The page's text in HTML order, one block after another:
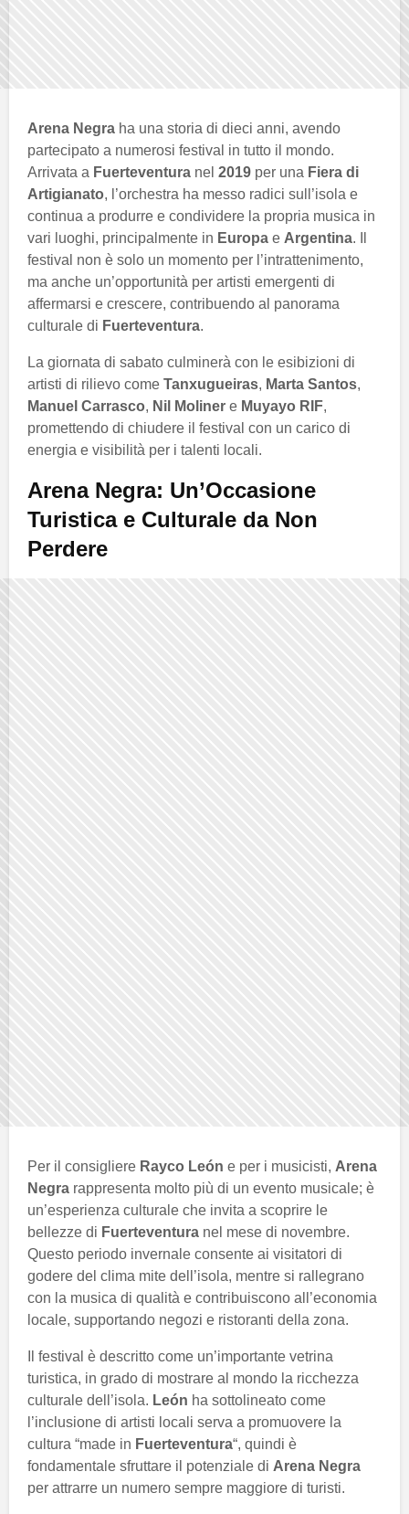
Arena Negra ha una storia di dieci anni, avendo
partecipato a numerosi festival in tutto il mondo.
Arrivata a Fuerteventura nel 2019 per una Fiera di
Artigianato, l’orchestra ha messo radici sull’isola e
continua a produrre e condividere la propria musica in
vari luoghi, principalmente in Europa e Argentina. Il
festival non è solo un momento per l’intrattenimento,
ma anche un’opportunità per artisti emergenti di
affermarsi e crescere, contribuendo al panorama
culturale di Fuerteventura.
La giornata di sabato culminerà con le esibizioni di
artisti di rilievo come Tanxugueiras, Marta Santos,
Manuel Carrasco, Nil Moliner e Muyayo RIF,
promettendo di chiudere il festival con un carico di
energia e visibilità per i talenti locali.
Arena Negra: Un’Occasione
Turistica e Culturale da Non
Perdere
Per il consigliere Rayco León e per i musicisti, Arena
Negra rappresenta molto più di un evento musicale; è
un’esperienza culturale che invita a scoprire le
bellezze di Fuerteventura nel mese di novembre.
Questo periodo invernale consente ai visitatori di
godere del clima mite dell’isola, mentre si rallegrano
con la musica di qualità e contribuiscono all’economia
locale, supportando negozi e ristoranti della zona.
Il festival è descritto come un’importante vetrina
turistica, in grado di mostrare al mondo la ricchezza
culturale dell’isola. León ha sottolineato come
l’inclusione di artisti locali serva a promuovere la
cultura “made in Fuerteventura“, quindi è
fondamentale sfruttare il potenziale di Arena Negra
per attrarre un numero sempre maggiore di turisti.